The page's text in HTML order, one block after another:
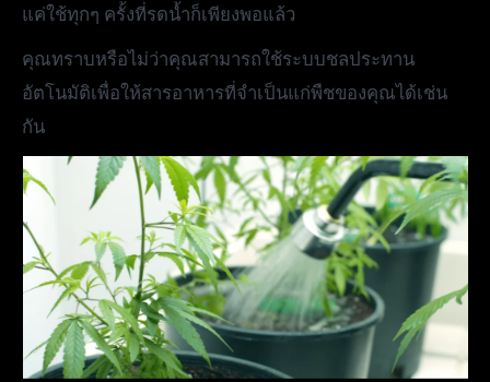
แค่ใช้ทุกๆ ครั้งที่รดน้ำก็เพียงพอแล้ว
คุณทราบหรือไม่ว่าคุณสามารถใช้ระบบชลประทาน
อัตโนมัติเพื่อให้สารอาหารที่จำเป็นแก่พืชของคุณได้เช่น
กัน